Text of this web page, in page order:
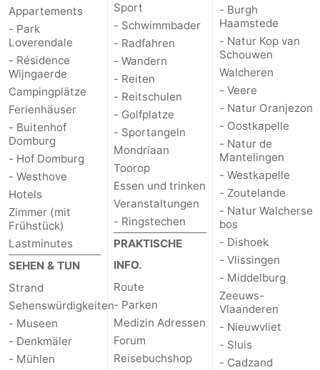
Sluis
-
Cadzand
-
Natur
Het
Zwin
Wetter
Kontakt
Appartements
- Park
Loverendale
- Résidence
Wijngaerde
Campingplätze
Ferienhäuser
- Buitenhof
Domburg
- Hof Domburg
- Westhove
Hotels
Zimmer (mit
Frühstück)
Lastminutes
SEHEN & TUN
Strand
Sehenswürdigkeiten
- Museen
- Denkmäler
- Mühlen
Sport
- Schwimmbader
- Radfahren
- Wandern
- Reiten
- Reitschulen
- Golfplatze
- Sportangeln
Mondriaan
Toorop
Essen und trinken
Veranstaltungen
- Ringstechen
PRAKTISCHE
INFO.
Route
- Parken
Medizin Adressen
Forum
Reisebuchshop
- Burgh
Haamstede
- Natur Kop van
Schouwen
Walcheren
- Veere
- Natur Oranjezon
- Oostkapelle
- Natur de
Mantelingen
- Westkapelle
- Zoutelande
- Natur Walcherse
bos
- Dishoek
- Vlissingen
- Middelburg
Zeeuws-
Vlaanderen
- Nieuwvliet
- Sluis
- Cadzand